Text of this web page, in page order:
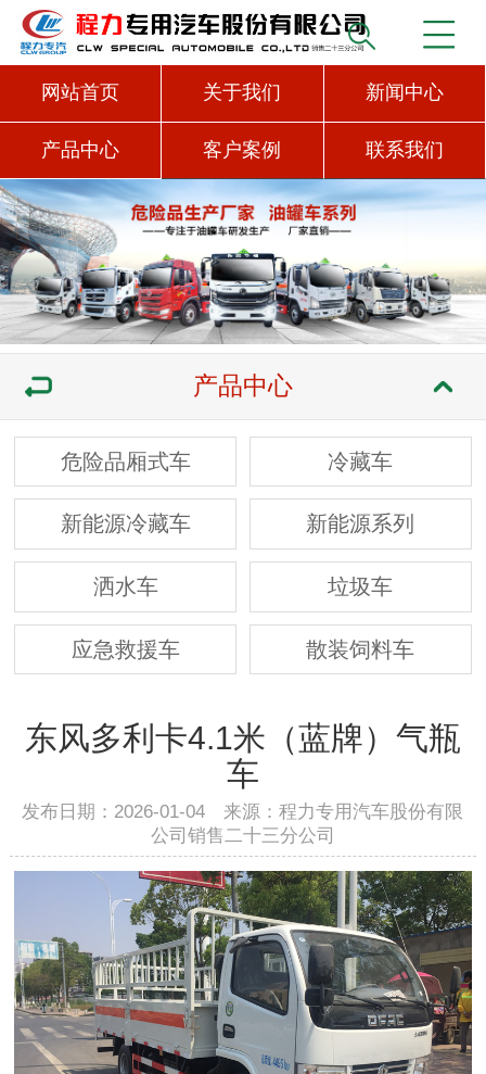
网站首页 关于我们 新闻中心
产品中心 客户案例 联系我们
产品中心
危险品厢式车 冷藏车
新能源冷藏车 新能源系列
洒水车 垃圾车
应急救援车 散装饲料车
东风多利卡4.1米（蓝牌）气瓶
车
发布日期：2026-01-04 来源：程力专用汽车股份有限
公司销售二十三分公司